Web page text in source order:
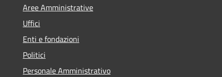
Aree Amministrative
Uffici
Enti e fondazioni
Politici
Personale Amministrativo